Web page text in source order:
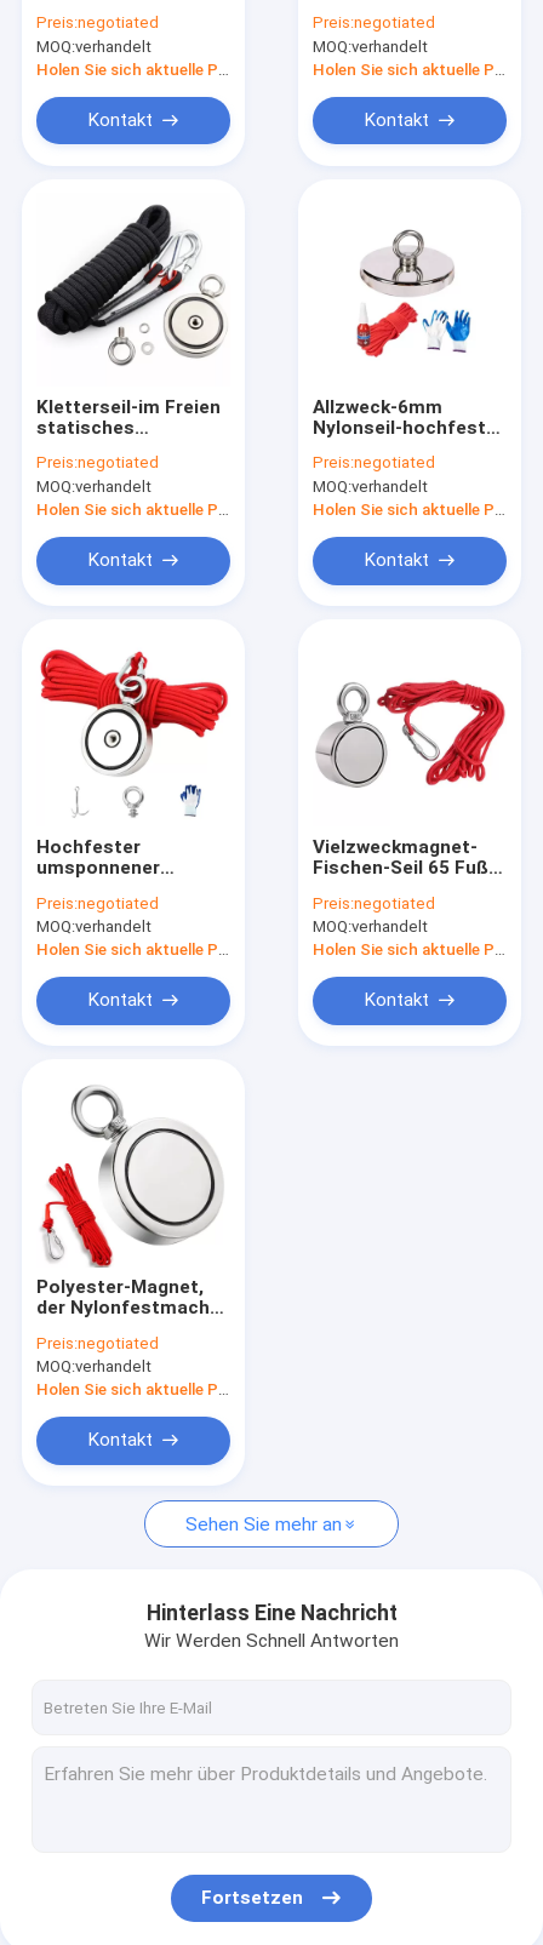
Produkte
Über uns
Fabrik-Ausflug
Umsponnenes Nylonseil
Umsponnenes Polyester-Seil
Umsponnenes Polypropylen-Seil
Umsponnenes Gebrauchsseil
550 Paracord Seil
Reflektierendes Zelt-Seil
Magnet-Fischen-Seil
Nylonseil im Freien
Kampierender Guy Ropes
Kletterseile im Freien
Polypropylen-Schnur
Preis:negotiated
MOQ:verhandelt
Holen Sie sich aktuelle Preis
Kontakt
FT zieht
Preis:negotiated
MOQ:verhandelt
Holen Sie sich aktuelle Preis
Kontakt
Kletterseil-im Freien
statisches
2~20mm
Preis:negotiated
MOQ:verhandelt
Holen Sie sich aktuelle Preis
Kontakt
Allzweck-6mm
Nylonseil-hochfeste
Preis:negotiated
MOQ:verhandelt
Holen Sie sich aktuelle Preis
Kontakt
Hochfester
umsponnener
umsponnenes Seil
1/3 Zoll-8mm für
Magnet-Fischen
Preis:negotiated
MOQ:verhandelt
Holen Sie sich aktuelle Preis
Kontakt
Vielzweckmagnet-
Fischen-Seil 65 Fuß
Nylonschnur-6mm
Preis:negotiated
MOQ:verhandelt
Holen Sie sich aktuelle Preis
Kontakt
Polyester-Magnet,
der Nylonfestmacher
Werbung fischt
Preis:negotiated
MOQ:verhandelt
Holen Sie sich aktuelle Preis
Kontakt
Sehen Sie mehr an
Hinterlass Eine Nachricht
Wir Werden Schnell Antworten
Fortsetzen